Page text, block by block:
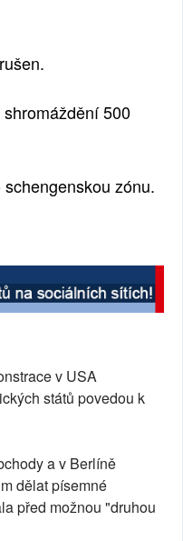
500
zónu.
v USA
států povedou k
a v Berlíně
dělat písemné
před možnou "druhou